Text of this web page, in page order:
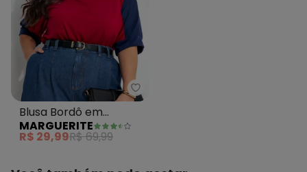
Marguerite - Blusa Bordô em
Blusa Bordô em
Poliviscose
MARGUERITE
R$ 29,99R$ 69,99